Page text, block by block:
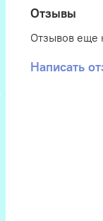
Отзывы
Отзывов еще
Написать